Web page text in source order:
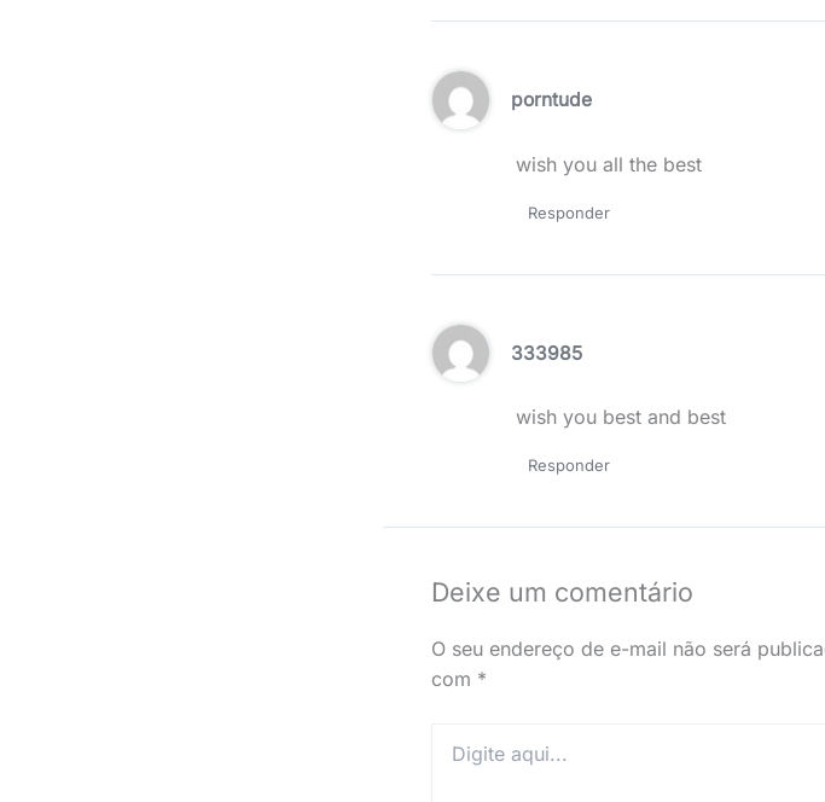
porntude
wish you all the best
Responder
333985
wish you best and best
Responder
Deixe um comentário
O seu endereço de e-mail não será
com *
aqui...